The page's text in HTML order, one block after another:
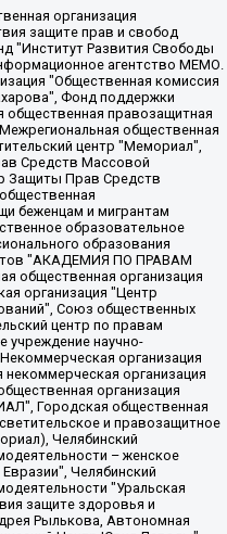
и военнослужащих "Правозащитная группа "Гражданин.Армия.Право", Хисамова Регина Фаритовна, Автономная некоммерческая организация по реализации социально-правовых программ "Лилит", Дальневосточное общественное движение "Маяк", Санкт-Петербургская ЛГБТ-инициативная группа "Выход", Инициативная группа ЛГБТ+ "Реверс", Алексеев Андрей Викторович, Бекбулатова Таисия Львовна, Беляев Иван Михайлович, Владыкина Елена Сергеевна, Гельман Марат Александрович, Никульшина Вероника Юрьевна, Толоконникова Надежда Андреевна, Шендерович Виктор Анатольевич, Общество с ограниченной ответственностью "Данное сообщение", Общество с ограниченной ответственностью Издательский дом "Новая глава", Айнбиндер Александра Александровна, Московский комьюнити-центр для ЛГБТ+инициатив, Благотворительный фонд развития филантропии, Deutsche Welle (Германия, Kurt-Schumacher-Strasse 3, 53113 Bonn), Борзунова Мария Михайловна, Воробьев Виктор Викторович, Голубева Анна Львовна, Константинова Алла Михайловна, Малкова Ирина Владимировна, Мурадов Мурад Абдулгалимович, Осетинская Елизавета Николаевна, Понасенков Евгений Николаевич, Ганапольский Матвей Юрьевич, Киселев Евгений Алексеевич, Борухович Ирина Григорьевна, Дремин Иван Тимофеевич, Дубровский Дмитрий Викторович, Красноярская региональная общественная организация поддержки и развития альтернативных образовательных технологий и межкультурных коммуникаций "ИНТЕРРА", Маяковская Екатерина Алексеевна, Фейгин Марк Захарович, Филимонов Андрей Викторович, Дзугкоева Регина Николаевна, Доброхотов Роман Александрович, Дудь Юрий Александрович, Елкин Сергей Владимирович, Кругликов Кирилл Игоревич, Сабунаева Мария Леонидовна, Семенов Алексей Владимирович, Шаинян Карен Багратович, Шульман Екатерина Михайловна, Асафьев Артур Валерьевич, Вахштайн Виктор Семенович, Венедиктов Алексей Алексеевич, Лушникова Екатерина Евгеньевна, Волков Леонид Михайлович, Невзоров Александр Глебович, Пархоменко Сергей Борисович, Сироткин Ярослав Николаевич, Кара-Мурза Владимир Владимирович, Баранова Наталья Владимировна, Гозман Леонид Яковлевич, Кагарлицкий Борис Юльевич, Климарев Михаил Валерьевич, Милов Владимир Станиславович, Автономная некоммерческая организация Краснодарский центр современного искусства "Типография", Моргенштерн Алишер Тагирович, Соболь Любовь Эдуардовна, Общество с ограниченной ответственностью "ЛИЗА НОРМ", Каспаров Гарри Кимович, Ходорковский Михаил Борисович, Общество с ограниченной ответственностью "Апрельские тезисы", Данилович Ирина Брониславовна, Кашин Олег Владимирович, Петров Николай Владимирович, Пивоваров Алексей Владимирович, Соколов Михаил Владимирович, Цветкова Юлия Владимировна, Чичваркин Евгений Александрович, Комитет против пыток/Команда против пыток, Общество с ограниченной ответственностью "Первый научный", Общество с ограниченной ответственностью "Вертолет и ко", Белоцерковская Вероника Борисовна, Кац Максим Евгеньевич, Лазарева Татьяна Юрьевна, Шаведдинов Руслан Табризович, Яшин Илья Валерьевич, Общество с ограниченной ответственностью "Иноагент ААВ", Алешковский Дмитрий Петрович, Альбац Евгения Марковна, Быков Дмитрий Львович, Галямина Юлия Евгеньевна, Лойко Сергей Леонидович, Мартынов Кирилл Константинович, Медведев Сергей Александрович, Крашенинников Федор Геннадиевич, Гордеева Катерина Вл